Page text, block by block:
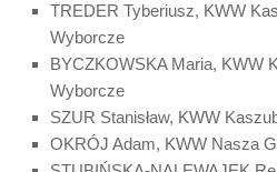
TREDER Tyberiusz, KWW
Wyborcze
BYCZKOWSKA Maria, KWW
Wyborcze
SZUR Stanisław, KWW
OKRÓJ Adam, KWW Nasza